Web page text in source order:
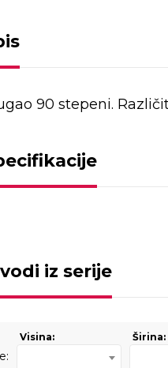
90 stepeni.
iz serije
Visina: Širina: